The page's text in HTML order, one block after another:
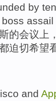
by ten
boss assail
的会议 上
迫切希望
and